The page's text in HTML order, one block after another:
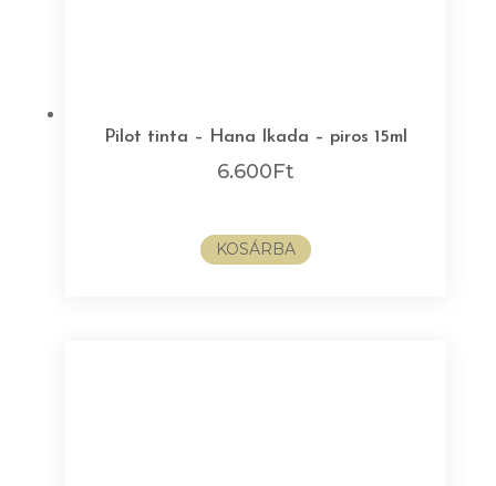
Pilot tinta – Hana Ikada – piros 15ml
6.600Ft
KOSÁRBA